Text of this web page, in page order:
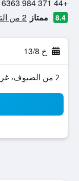
+44 371 984 6363
8.4 ممتاز 2 من التقييمات تم التحقق منها
خ 13/8
2 من الضيوف، غرفة واحدة